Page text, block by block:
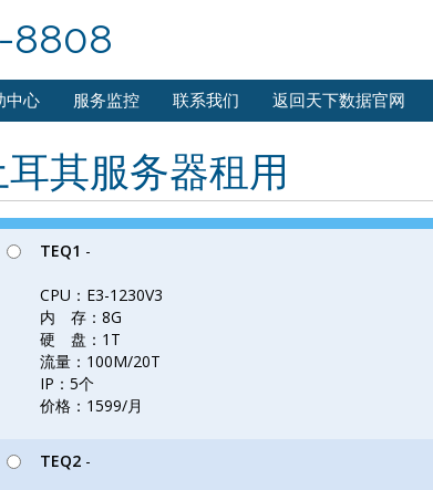
8808
中心 服务监控 联系我们 返回天下数据官网
耳其服务器租用
TEQ1 -
CPU：E3-1230V3
内 存：8G
硬 盘：1T
流量：100M/20T
IP：5个
价格：1599/月
TEQ2 -